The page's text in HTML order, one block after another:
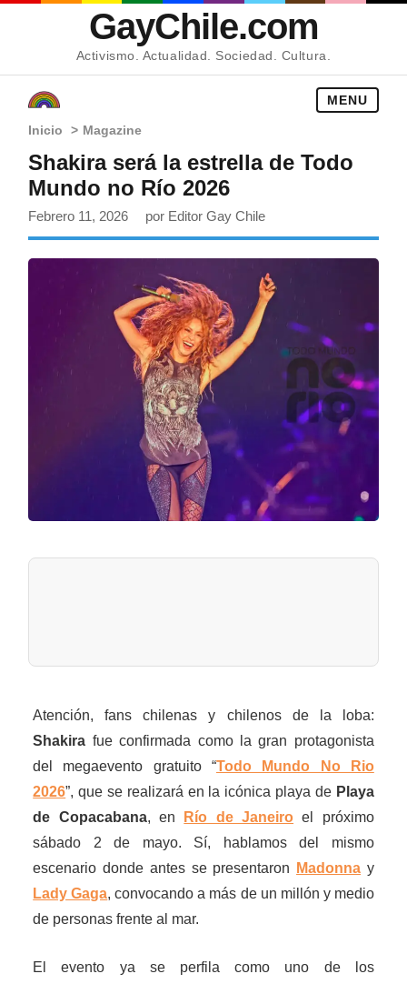
GayChile.com
Activismo. Actualidad. Sociedad. Cultura.
MENU
Inicio > Magazine
Shakira será la estrella de Todo
Mundo no Río 2026
Febrero 11, 2026 por Editor Gay Chile
Atención, fans chilenas y chilenos de la loba:
Shakira fue confirmada como la gran protagonista
del megaevento gratuito “Todo Mundo No Rio
2026”, que se realizará en la icónica playa de Playa
de Copacabana, en Río de Janeiro el próximo
sábado 2 de mayo. Sí, hablamos del mismo
escenario donde antes se presentaron
Madonna y
Lady Gaga, convocando a más de un millón y medio
de personas frente al mar.
El evento ya se perfila como uno de los